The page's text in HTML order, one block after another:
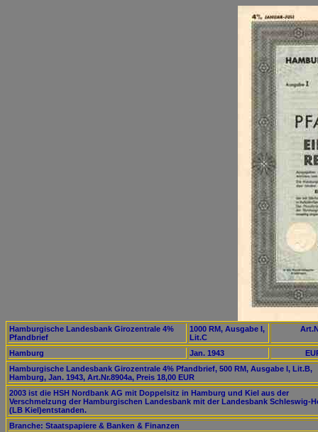
Hamburgische Landesbank Girozentrale 4%
Pfandbrief
1000 RM, Ausgabe I,
Lit.C
Hamburg Jan. 1943
Hamburgische Landesbank Girozentrale 4% Pfandbrief, 500 RM, Ausgabe I, Lit.B,
Hamburg, Jan. 1943, Art.Nr.8904a, Preis 18,00 EUR
2003 ist die HSH Nordbank AG mit Doppelsitz in Hamburg und Kiel aus der
Verschmelzung der Hamburgischen Landesbank mit der Landesbank Schleswig-
(LB Kiel)entstanden.
Branche: Staatspapiere & Banken & Finanzen